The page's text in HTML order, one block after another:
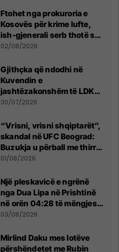
Ftohet nga prokuroria e
Kosovës për krime lufte,
ish-gjenerali serb thotë se
dikush e tradhtoi në
02/08/2026
Gjithçka që ndodhi në
Kuvendin e
jashtëzakonshëm të LDK-
së
30/07/2026
“Vrisni, vrisni shqiptarët”,
skandal në UFC Beograd:
Buzukja u përball me thirrje
anti-shqiptare nga
01/08/2026
Një pleskavicë e ngrënë
nga Dua Lipa në Prishtinë
në orën 04:28 të mëngjesit
- dhe bota digjitale serbe
03/08/2026
Mirlind Daku mes lotëve
përshëndetet me Rubin